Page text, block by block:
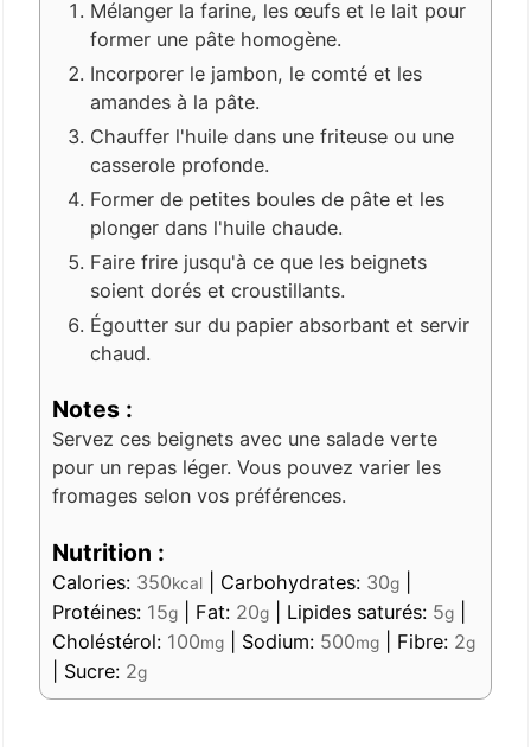
Mélanger la farine, les œufs et le lait pour
former une pâte homogène.
Incorporer le jambon, le comté et les
amandes à la pâte.
Chauffer l'huile dans une friteuse ou une
casserole profonde.
Former de petites boules de pâte et les
plonger dans l'huile chaude.
Faire frire jusqu'à ce que les beignets
soient dorés et croustillants.
Égoutter sur du papier absorbant et servir
chaud.
Notes :
Servez ces beignets avec une salade verte
pour un repas léger. Vous pouvez varier les
fromages selon vos préférences.
Nutrition :
Calories: 350kcal Carbohydrates: 30g
Protéines: 15g Fat: 20g Lipides saturés: 5g
Choléstérol: 100mg Sodium: 500mg Fibre: 2g
Sucre: 2g